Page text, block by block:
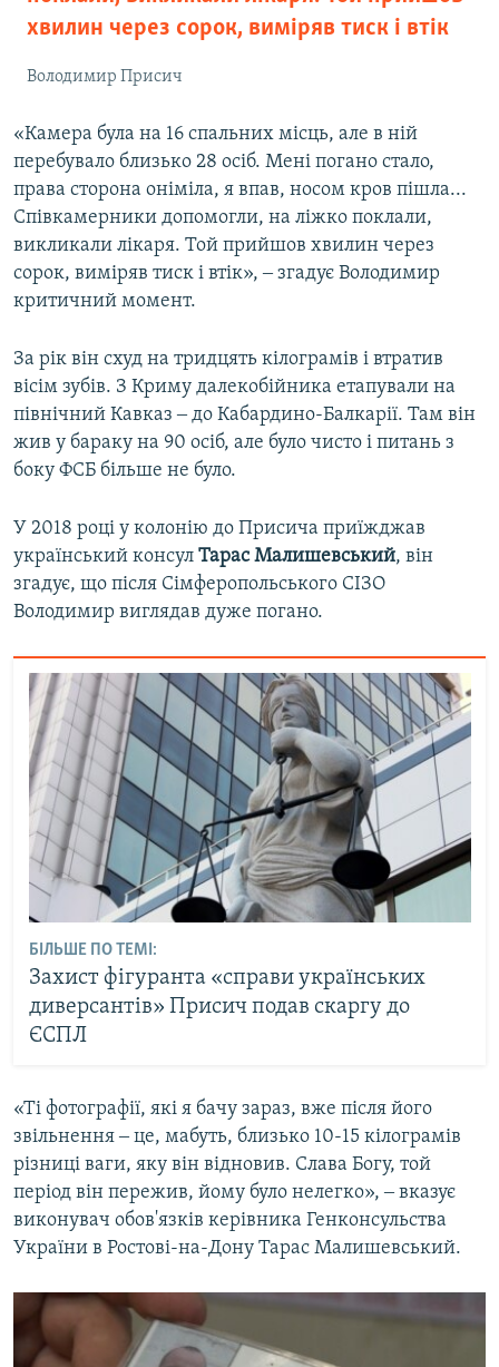
хвилин через сорок, виміряв тиск і втік
Володимир Присич
«Камера була на 16 спальних місць, але в ній
перебувало близько 28 осіб. Мені погано стало,
права сторона оніміла, я впав, носом кров пішла...
Співкамерники допомогли, на ліжко поклали,
викликали лікаря. Той прийшов хвилин через
сорок, виміряв тиск і втік», ‒ згадує Володимир
критичний момент.
За рік він схуд на тридцять кілограмів і втратив
вісім зубів. З Криму далекобійника етапували на
північний Кавказ ‒ до Кабардино-Балкарії. Там він
жив у бараку на 90 осіб, але було чисто і питань з
боку ФСБ більше не було.
У 2018 році у колонію до Присича приїжджав
український консул Тарас Малишевський, він
згадує, що після Сімферопольського СІЗО
Володимир виглядав дуже погано.
БІЛЬШЕ ПО ТЕМІ:
Захист фігуранта «справи українських
диверсантів» Присич подав скаргу до
ЄСПЛ
«Ті фотографії, які я бачу зараз, вже після його
звільнення ‒ це, мабуть, близько 10-15 кілограмів
різниці ваги, яку він відновив. Слава Богу, той
період він пережив, йому було нелегко», ‒ вказує
виконувач обов'язків керівника Генконсульства
України в Ростові-на-Дону Тарас Малишевський.